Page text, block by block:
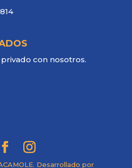
con nosotros.
Desarrollado por